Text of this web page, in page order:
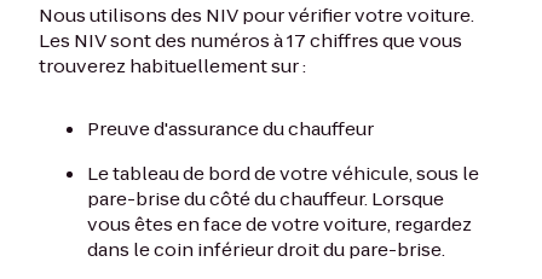
Nous utilisons des NIV pour vérifier votre voiture.
Les NIV sont des numéros à 17 chiffres que vous
trouverez habituellement sur :
Preuve d'assurance du chauffeur
Le tableau de bord de votre véhicule, sous le
pare-brise du côté du chauffeur. Lorsque
vous êtes en face de votre voiture, regardez
dans le coin inférieur droit du pare-brise.